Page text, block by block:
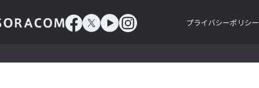
プライバシーポリシー